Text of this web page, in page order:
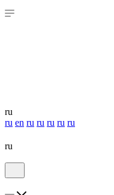
ru
ru en ru ru ru ru ru
ru